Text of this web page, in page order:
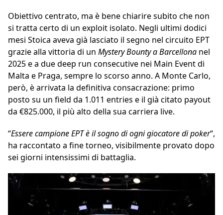
Obiettivo centrato, ma è bene chiarire subito che non
si tratta certo di un exploit isolato. Negli ultimi dodici
mesi Stoica aveva già lasciato il segno nel circuito EPT
grazie alla vittoria di un Mystery Bounty a Barcellona nel
2025 e a due deep run consecutive nei Main Event di
Malta e Praga, sempre lo scorso anno. A Monte Carlo,
però, è arrivata la definitiva consacrazione: primo
posto su un field da 1.011 entries e il già citato payout
da €825.000, il più alto della sua carriera live.
“Essere campione EPT è il sogno di ogni giocatore di poker“,
ha raccontato a fine torneo, visibilmente provato dopo
sei giorni intensissimi di battaglia.